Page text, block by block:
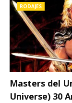
RODAJES
Masters del
Universe) 30